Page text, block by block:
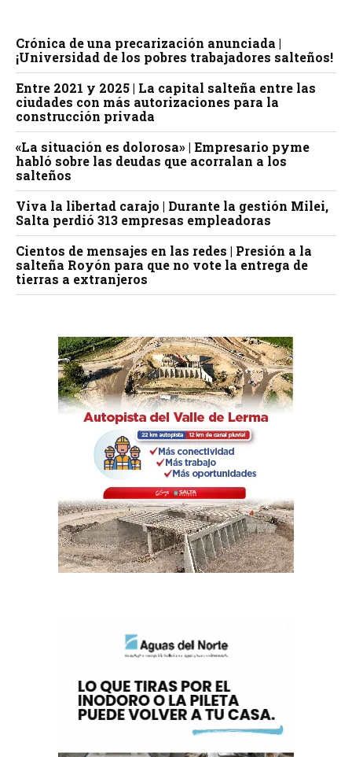
Crónica de una precarización anunciada |
¡Universidad de los pobres trabajadores salteños!
Entre 2021 y 2025 | La capital salteña entre las
ciudades con más autorizaciones para la
construcción privada
«La situación es dolorosa» | Empresario pyme
habló sobre las deudas que acorralan a los
salteños
Viva la libertad carajo | Durante la gestión Milei,
Salta perdió 313 empresas empleadoras
Cientos de mensajes en las redes | Presión a la
salteña Royón para que no vote la entrega de
tierras a extranjeros